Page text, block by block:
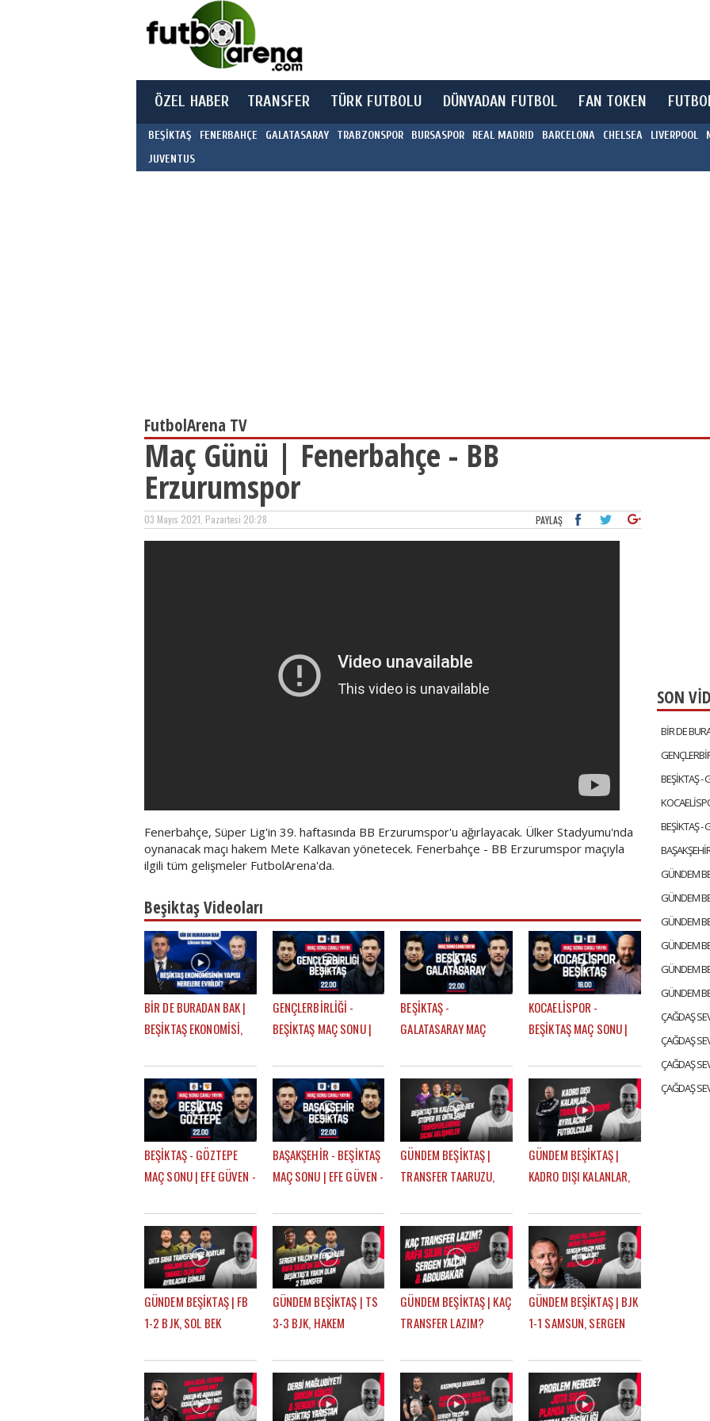
ÖZEL HABER TRANSFER TÜRK FUTBOLU DÜNYADAN FUTBOL FAN TOKEN
BEŞİKTAŞ FENERBAHÇE GALATASARAY TRABZONSPOR BURSASPOR REAL MADRID BARCELONA CHELSEA LIVERPOOL
JUVENTUS
FutbolArena TV
Maç Günü | Fenerbahçe - BB
Erzurumspor
03 Mayıs 2021, Pazartesi 20:28 PAYLAŞ
Fenerbahçe, Süper Lig'in 39. haftasında BB Erzurumspor'u ağırlayacak. Ülker Stadyumu'nda
oynanacak maçı hakem Mete Kalkavan yönetecek. Fenerbahçe - BB Erzurumspor maçıyla
ilgili tüm gelişmeler FutbolArena'da.
Beşiktaş Videoları
BİR DE BURADAN BAK |
BEŞİKTAŞ EKONOMİSİ,
DEVRE ARASI
TRANSFERLERİ |
GÖKHAN TİRYAKİ
GENÇLERBİRLİĞİ -
BEŞİKTAŞ MAÇ SONU |
BEŞİKTAŞ -
GALATASARAY MAÇ
MERT KURT
KOCAELİSPOR -
BEŞİKTAŞ MAÇ SONU |
SEVİNÇ
BEŞİKTAŞ - GÖZTEPE
MAÇ SONU | EFE GÜVEN -
BAŞAKŞEHİR - BEŞİKTAŞ
MAÇ SONU | EFE GÜVEN -
GÜNDEM BEŞİKTAŞ |
TRANSFER TAARUZU,
AGBADOU, JORGENSEN,
STROEYKENS | ÇAĞDAŞ
SEVİNÇ
GÜNDEM BEŞİKTAŞ |
KADRO DIŞI KALANLAR,
AYRILACAK
FUTBOLCULAR | ÇAĞDAŞ
SEVİNÇ
GÜNDEM BEŞİKTAŞ | FB
1-2 BJK, SOL BEK
ÖZCAN, RASKIN, MERT
GÜNOK | ÇAĞDAŞ
SEVİNÇ
GÜNDEM BEŞİKTAŞ | TS
3-3 BJK, HAKEM
HADJAM, AGBADOU,
RASKIN | ÇAĞDAŞ
SEVİNÇ
GÜNDEM BEŞİKTAŞ | KAÇ
TRANSFER LAZIM?
SILVA GELİŞMESİ,
ABOUBAKAR | ÇAĞDAŞ
SEVİNÇ
GÜNDEM BEŞİKTAŞ | BJK
1-1 SAMSUN, SERGEN
KARAOĞLAN, İLK 11
TERCİHLERİ | ÇAĞDAŞ
SEVİNÇ
SON
BEŞİKTAŞ -
BEŞİKTAŞ -